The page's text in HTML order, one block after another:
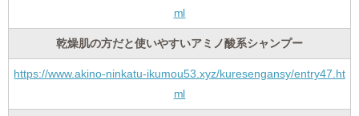
ml
乾燥肌の方だと使いやすいアミノ酸系シャンプー
https://www.akino-ninkatu-ikumou53.xyz/kuresengansy/entry47.ht
ml